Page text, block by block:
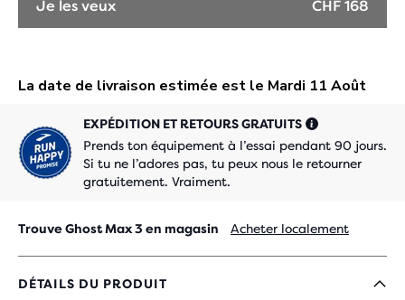
Je les veux CHF 168
EXPÉDITION ET RETOURS GRATUITS
Prends ton équipement à l’essai pendant 90 jours.
Si tu ne l’adores pas, tu peux nous le retourner
gratuitement. Vraiment.
Trouve Ghost Max 3 en magasin Acheter localement
DÉTAILS DU PRODUIT